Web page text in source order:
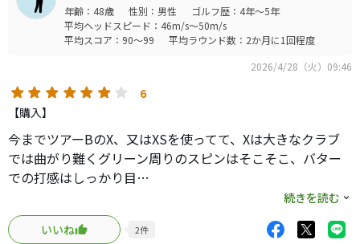
年齢：48歳 性別：男性
ゴルフ歴：4年～5年
平均ヘッドスピード：46m/s～50m/s
平均スコア：90～99
平均ラウンド数：2か月に1回程度
2026/4/28（火）09:46
6
【購入】
今までツアーBのX、又はXSを使ってて、Xは大きなクラブ
では曲がり難くグリーン周りのスピンはそこそこ、バター
での打感はしっかり目…
対してXSは流石にスピンが入り易くてミスショットすると
敏感に反応して曲がってしまう…
でもグリーン周りで止めたい時にしっかりスピンが入って
続きを読む
いいね
2件